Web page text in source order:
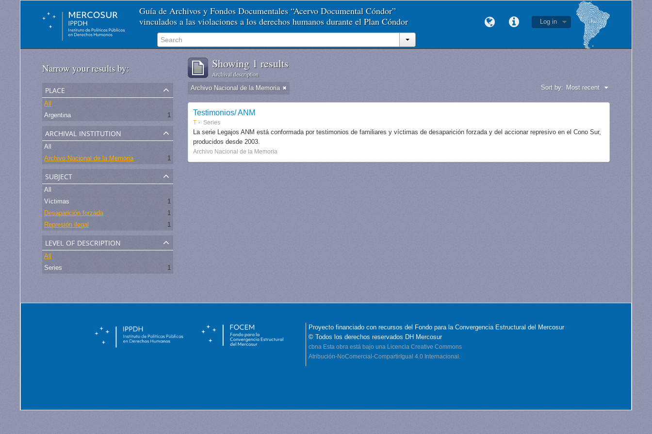
Guía de Archivos y Fondos Documentales “Acervo Documental Cóndor”
vinculados a las violaciones a los derechos humanos durante el Plan Cóndor
Log in
Narrow your results by:
place
All
Argentina
1
archival institution
All
Archivo Nacional de la Memoria
1
subject
All
Víctimas
1
Desaparición forzada
1
Represión ilegal
1
level of description
All
Series
1
Showing 1 results
Archival description
Archivo Nacional de la Memoria Sort by: Most recent
Testimonios/ ANM
T Series
La serie Legajos ANM está conformada por testimonios de familiares y víctimas de desaparición forzada y del accionar represivo en el Cono Sur,
producidos desde 2003.
Archivo Nacional de la Memoria
Proyecto financiado con recursos del Fondo para la Convergencia Estructural del Mercosur
© Todos los derechos reservados DH Mercosur
cbna Esta obra está bajo una Licencia Creative Commons
Atribución-NoComercial-CompartirIgual 4.0 Internacional.